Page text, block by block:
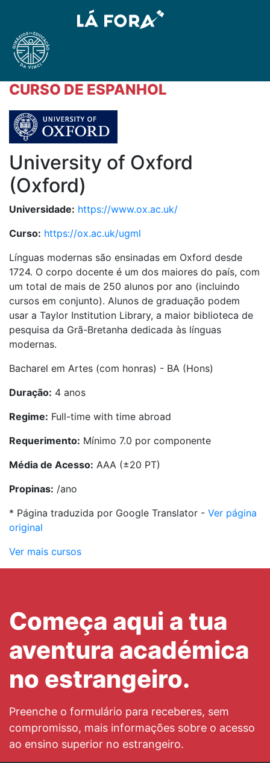
CURSO DE ESPANHOL
University of Oxford
(Oxford)
Universidade: https://www.ox.ac.uk/
Curso: https://ox.ac.uk/ugml
Línguas modernas são ensinadas em Oxford desde
1724. O corpo docente é um dos maiores do país, com
um total de mais de 250 alunos por ano (incluindo
cursos em conjunto). Alunos de graduação podem
usar a Taylor Institution Library, a maior biblioteca de
pesquisa da Grã-Bretanha dedicada às línguas
modernas.
Bacharel em Artes (com honras) - BA (Hons)
Duração: 4 anos
Regime: Full-time with time abroad
Requerimento: Mínimo 7.0 por componente
Média de Acesso: AAA (±20 PT)
Propinas: /ano
* Página traduzida por Google Translator - Ver página
original
Ver mais cursos
Começa aqui a tua
aventura académica
no estrangeiro.
Preenche o formulário para receberes, sem
compromisso, mais informações sobre o acesso
ao ensino superior no estrangeiro.